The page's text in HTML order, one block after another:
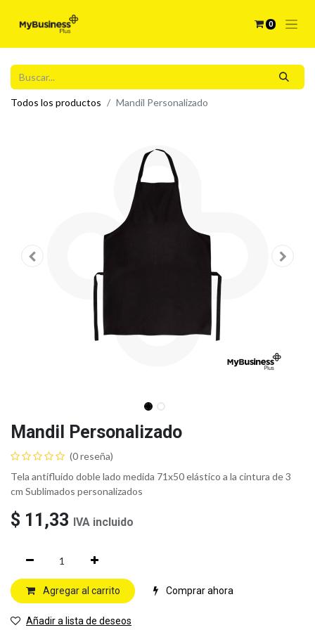
0
Todos los productos Mandil Personalizado
Mandil Personalizado
(0 reseña)
Tela antifluido doble lado medida 71x50 elástico a la cintura de 3
cm Sublimados personalizados
$ 11,33 IVA incluido
Agregar al carrito Comprar ahora
Añadir a lista de deseos